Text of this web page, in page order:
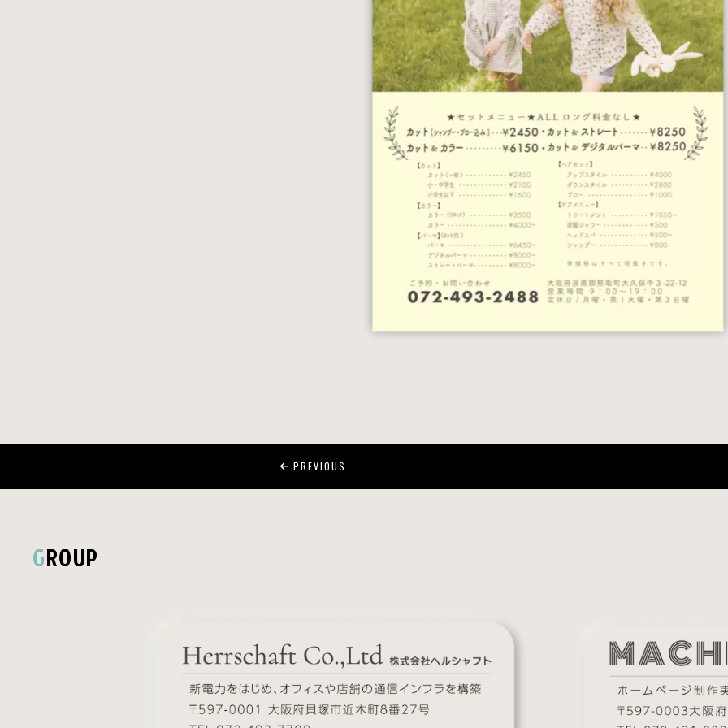
PREVIOUS
GROUP